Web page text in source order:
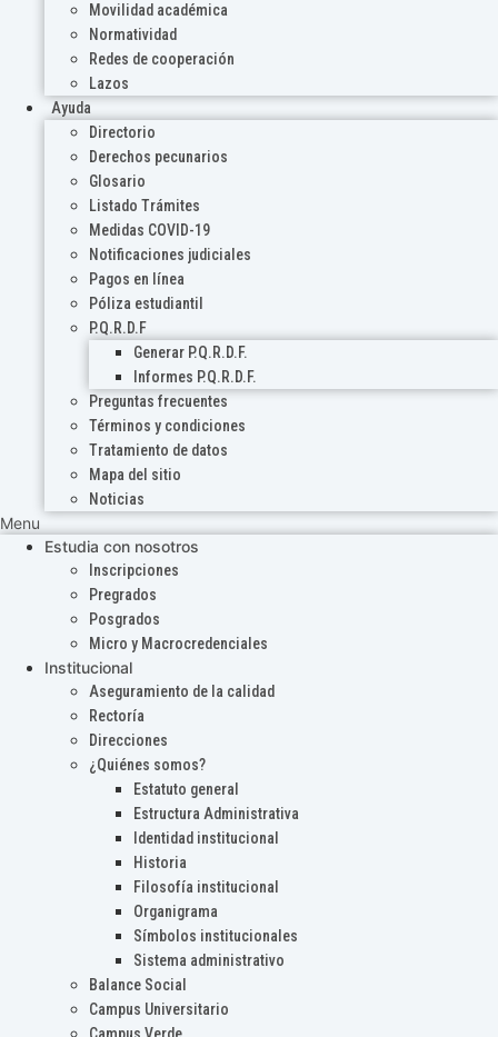
Movilidad académica
Normatividad
Redes de cooperación
Lazos
Ayuda
Directorio
Derechos pecunarios
Glosario
Listado Trámites
Medidas COVID-19
Notificaciones judiciales
Pagos en línea
Póliza estudiantil
P.Q.R.D.F
Generar P.Q.R.D.F.
Informes P.Q.R.D.F.
Preguntas frecuentes
Términos y condiciones
Tratamiento de datos
Mapa del sitio
Noticias
Menu
Estudia con nosotros
Inscripciones
Pregrados
Posgrados
Micro y Macrocredenciales
Institucional
Aseguramiento de la calidad
Rectoría
Direcciones
¿Quiénes somos?
Estatuto general
Estructura Administrativa
Identidad institucional
Historia
Filosofía institucional
Organigrama
Símbolos institucionales
Sistema administrativo
Balance Social
Campus Universitario